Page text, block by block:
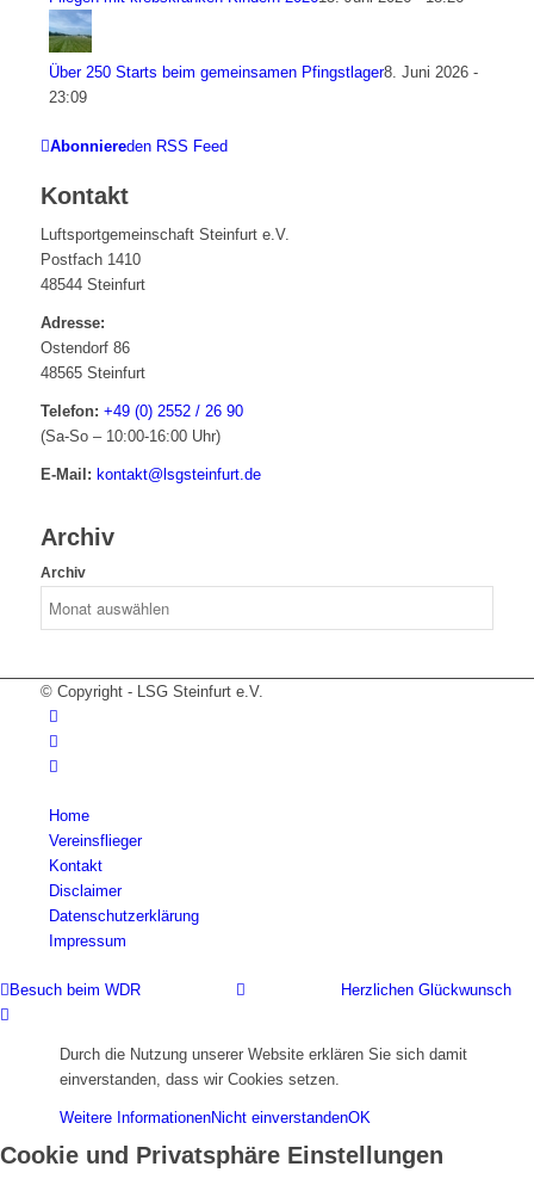
Über 250 Starts beim gemeinsamen Pfingstlager8. Juni 2026 -
23:09
Abonniereden RSS Feed
Kontakt
Luftsportgemeinschaft Steinfurt e.V.
Postfach 1410
48544 Steinfurt
Adresse:
Ostendorf 86
48565 Steinfurt
Telefon: +49 (0) 2552 / 26 90
(Sa-So – 10:00-16:00 Uhr)
E-Mail: kontakt@lsgsteinfurt.de
Archiv
Archiv
© Copyright - LSG Steinfurt e.V.
Home
Vereinsflieger
Kontakt
Disclaimer
Datenschutzerklärung
Impressum
Besuch beim WDR Herzlichen Glückwunsch
Durch die Nutzung unserer Website erklären Sie sich damit
einverstanden, dass wir Cookies setzen.
Weitere InformationenNicht einverstandenOK
Cookie und Privatsphäre Einstellungen